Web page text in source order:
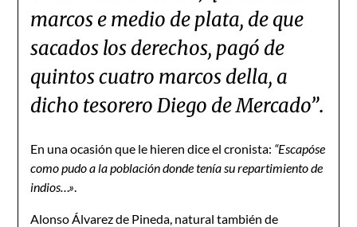
marcos e medio de plata, de que
sacados los derechos, pagó de
quintos cuatro marcos della, a
dicho tesorero Diego de Mercado”.
En una ocasión que le hieren dice el cronista: “Escapóse
como pudo a la población donde tenía su repartimiento de
indios…».
Alonso Álvarez de Pineda, natural también de